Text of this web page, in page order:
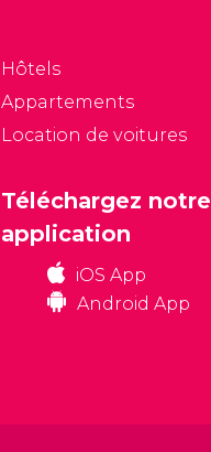
Hôtels
Appartements
Location de voitures
Téléchargez notre
application
iOS App
Android App